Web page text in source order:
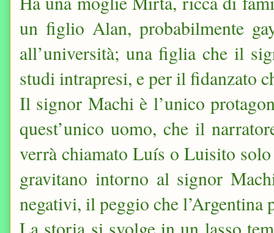
un figlio Alan, probabilmente
all’università; una figlia che il
studi intrapresi, e per il fidanzato
Il signor Machi è l’unico
quest’unico uomo, che il
verrà chiamato Luís o Luisito solo
gravitano intorno al signor
negativi, il peggio che l’Argentina